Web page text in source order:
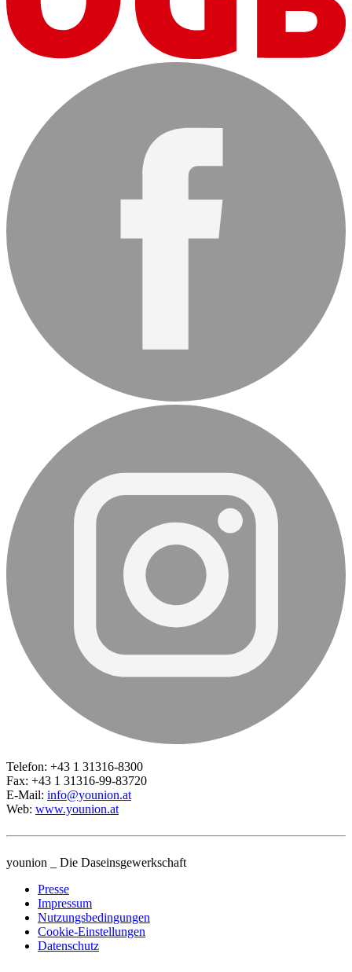
Telefon: +43 1 31316-8300
Fax: +43 1 31316-99-83720
E-Mail: info@younion.at
Web: www.younion.at
younion _ Die Daseinsgewerkschaft
Presse
Impressum
Nutzungsbedingungen
Cookie-Einstellungen
Datenschutz